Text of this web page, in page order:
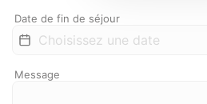
Date de fin de séjour
Message